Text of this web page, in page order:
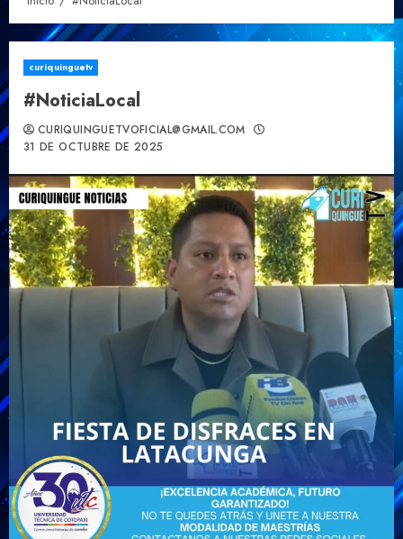
curiquinguetv
#NoticiaLocal
CURIQUINGUETVOFICIAL@GMAIL.COM
31 DE OCTUBRE DE 2025